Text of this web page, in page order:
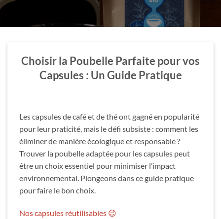
Choisir la Poubelle Parfaite pour vos
Capsules : Un Guide Pratique
Les capsules de café et de thé ont gagné en popularité
pour leur praticité, mais le défi subsiste : comment les
éliminer de manière écologique et responsable ?
Trouver la poubelle adaptée pour les capsules peut
être un choix essentiel pour minimiser l’impact
environnemental. Plongeons dans ce guide pratique
pour faire le bon choix.
Nos capsules réutilisables 😉